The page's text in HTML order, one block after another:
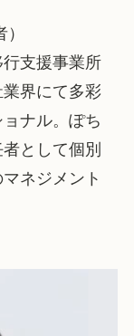
支援事業所
界にて多彩
ナル。ぽち
として個別
ネジメント